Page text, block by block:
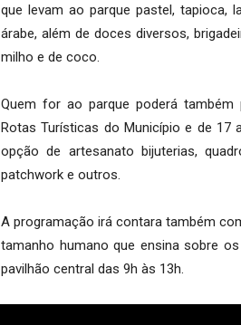
que levam ao parque pastel, tapioca,
árabe, além de doces diversos,
milho e de coco.
Quem for ao parque poderá
Rotas Turísticas do Município e de
opção de artesanato bijuterias,
patchwork e outros.
A programação irá contara também
tamanho humano que ensina sobre
pavilhão central das 9h às 13h.